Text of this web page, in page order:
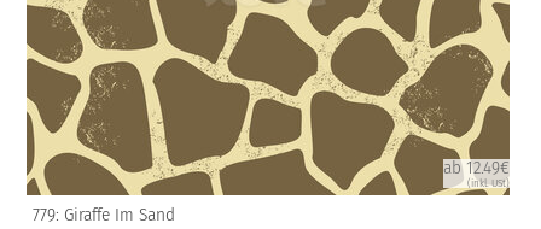
ab 12.49€
(inkl. USt)
779: Giraffe Im Sand